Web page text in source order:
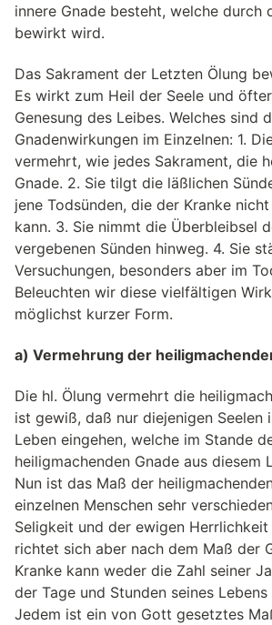
innere Gnade besteht, welche durch
bewirkt wird.
Das Sakrament der Letzten Ölung
Es wirkt zum Heil der Seele und
Genesung des Leibes. Welches sind
Gnadenwirkungen im Einzelnen: 1.
vermehrt, wie jedes Sakrament, die
Gnade. 2. Sie tilgt die läßlichen
jene Todsünden, die der Kranke
kann. 3. Sie nimmt die Überbleibsel
vergebenen Sünden hinweg. 4. Sie
Versuchungen, besonders aber im
Beleuchten wir diese vielfältigen
möglichst kurzer Form.
a) Vermehrung der
Die hl. Ölung vermehrt die
ist gewiß, daß nur diejenigen Seelen
Leben eingehen, welche im Stande
heiligmachenden Gnade aus diesem
Nun ist das Maß der
einzelnen Menschen sehr
Seligkeit und der ewigen
richtet sich aber nach dem Maß der
Kranke kann weder die Zahl seiner
der Tage und Stunden seines
Jedem ist ein von Gott gesetztes